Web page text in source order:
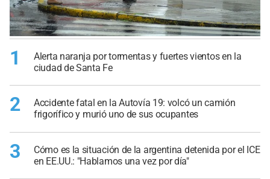
1
Alerta naranja por tormentas y fuertes vientos en la
ciudad de Santa Fe
2
Accidente fatal en la Autovía 19: volcó un camión
frigorífico y murió uno de sus ocupantes
3
Cómo es la situación de la argentina detenida por el ICE
en EE.UU.: "Hablamos una vez por día"